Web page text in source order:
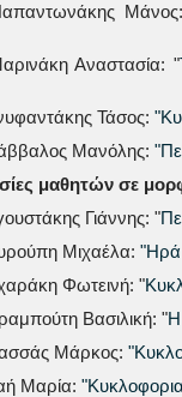
Αναστασία: "
Τάσος:
Μανόλης:
μαθητών σε
Γιάννης: "
Μιχαέλα:
Φωτεινή: "
Βασιλική: "
Μάρκος:
Μαρία: